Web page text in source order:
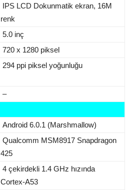
IPS LCD Dokunmatik ekran, 16M
renk
5.0 inç
720 x 1280 piksel
294 ppi piksel yoğunluğu
–
Android 6.0.1 (Marshmallow)
Qualcomm MSM8917 Snapdragon
425
4 çekirdekli 1.4 GHz hızında
Cortex-A53